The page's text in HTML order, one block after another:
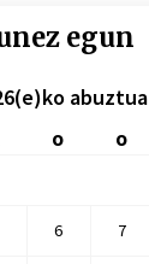
egun
abuztua
O O
6 7